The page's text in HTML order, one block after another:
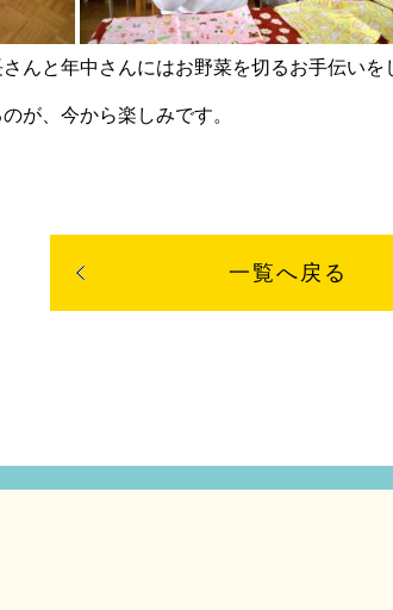
んと年中さんにはお野菜を切るお手伝いを
が、今から楽しみです。
一覧へ戻る